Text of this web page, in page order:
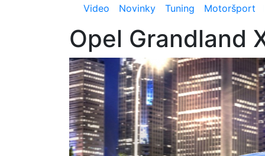
Video
Novinky Tuning Motoršport
Opel Grandland